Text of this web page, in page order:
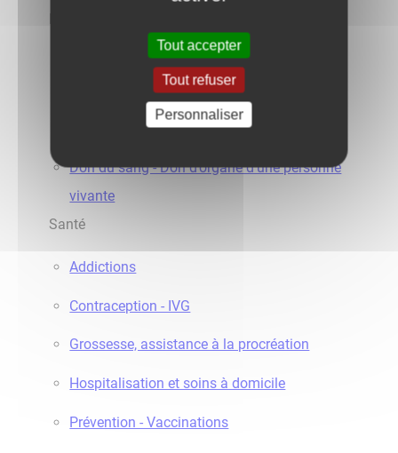
Information du patient : dossier médical,
montant des prestations, ...
Préjudice médical
Don du sang - Don d’organe d’une personne
vivante
Santé
Addictions
Contraception - IVG
Grossesse, assistance à la procréation
Hospitalisation et soins à domicile
Prévention - Vaccinations
Tout accepter
Tout refuser
Personnaliser